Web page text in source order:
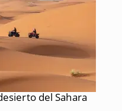
del Sahara